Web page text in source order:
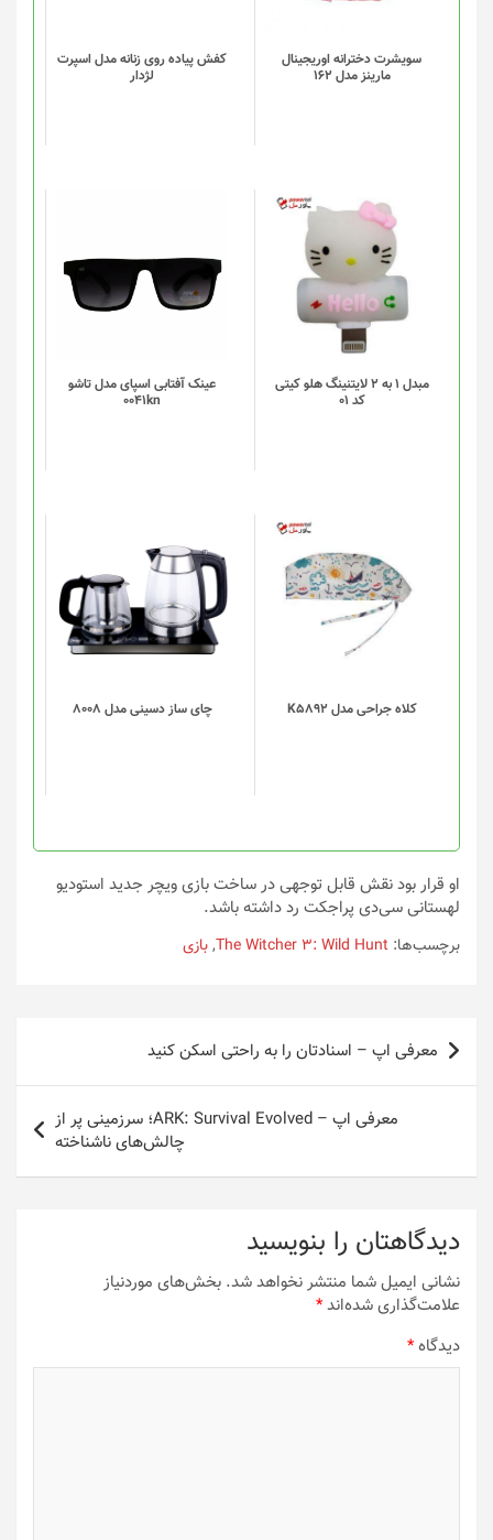
سویشرت دخترانه اوریجینال
مارینز مدل 162
کفش پیاده روی زنانه مدل اسپرت
لژدار
گزینه
ها
مبدل 1 به 2 لایتنینگ هلو کیتی
کد 01
عینک آفتابی اسپای مدل تاشو
0041kn
کلاه جراحی مدل K5892 چای ساز دسینی مدل 8008
محصول
دارای
انواع
مختلفی
می
گزینه
محصول
انتخاب
شوند
او قرار بود نقش قابل توجهی در ساخت بازی ویچر جدید استودیو
لهستانی سی‌دی پراجکت رد داشته باشد.
برچسب‌ها: The Witcher 3: Wild Hunt
,بازی
راهبری
نوشتهمعرفی اپ – اسنادتان را به راحتی اسکن کنید
معرفی اپ – ARK: Survival Evolved؛ سرزمینی پر از
چالش‌های ناشناخته
دیدگاهتان را بنویسید
نشانی ایمیل شما منتشر نخواهد شد. بخش‌های موردنیاز
علامت‌گذاری شده‌اند*
دیدگاه*